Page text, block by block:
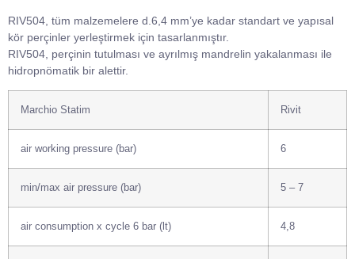
RIV504, tüm malzemelere d.6,4 mm’ye kadar standart ve yapısal
kör perçinler yerleştirmek için tasarlanmıştır.
RIV504, perçinin tutulması ve ayrılmış mandrelin yakalanması ile
hidropnömatik bir alettir.
Marchio Statim Rivit
air working pressure (bar) 6
min/max air pressure (bar) 5 – 7
air consumption x cycle 6 bar (lt) 4,8